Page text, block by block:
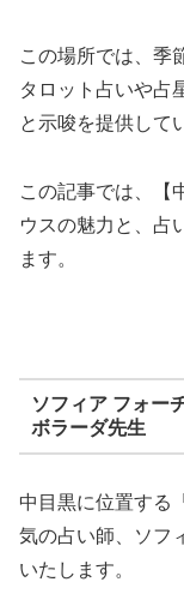
この場所では、季
タロット占いや占
と示唆を提供して
この記事では、【
ウスの魅力と、占
ます。
ソフィア フォー
ボラーダ先生
中目黒に位置する
気の占い師、ソフ
いたします。